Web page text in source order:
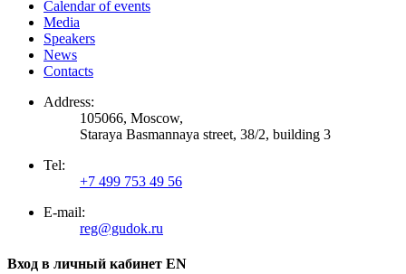
Calendar of events
Media
Speakers
News
Contacts
Address:
105066, Moscow,
Staraya Basmannaya street, 38/2, building 3
Tel:
+7 499 753 49 56
E-mail:
reg@gudok.ru
Вход в личный кабинет EN